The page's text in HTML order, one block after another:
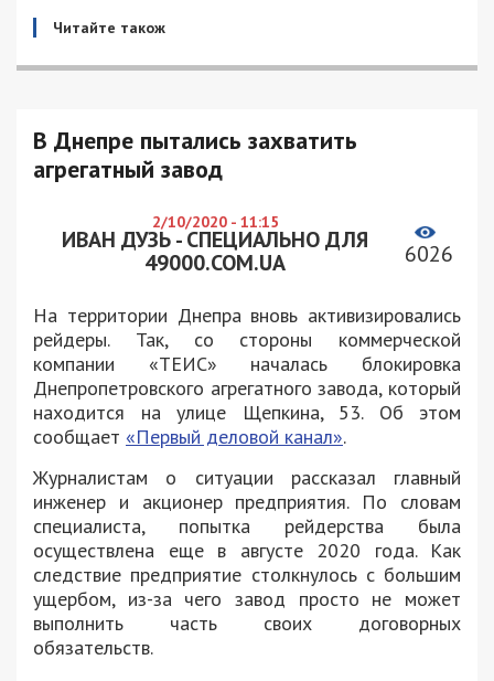
Читайте також
В Днепре пытались захватить
агрегатный завод
2/10/2020 - 11:15
ИВАН ДУЗЬ - СПЕЦИАЛЬНО ДЛЯ
49000.COM.UA
6026
На территории Днепра вновь активизировались
рейдеры. Так, со стороны коммерческой
компании «ТЕИС» началась блокировка
Днепропетровского агрегатного завода, который
находится на улице Щепкина, 53. Об этом
сообщает «Первый деловой канал».
Журналистам о ситуации рассказал главный
инженер и акционер предприятия. По словам
специалиста, попытка рейдерства была
осуществлена еще в августе 2020 года. Как
следствие предприятие столкнулось с большим
ущербом, из-за чего завод просто не может
выполнить часть своих договорных
обязательств.